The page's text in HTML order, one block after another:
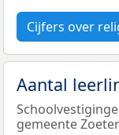
Cijfers over
Aantal
gemeente